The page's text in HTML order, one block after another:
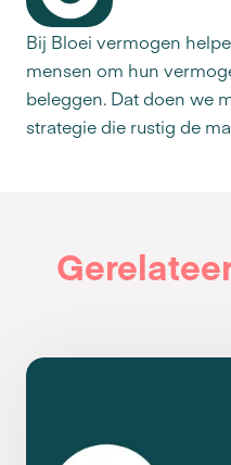
Bij Bloei vermogen
mensen om hun
beleggen. Dat doen we
strategie die rustig de